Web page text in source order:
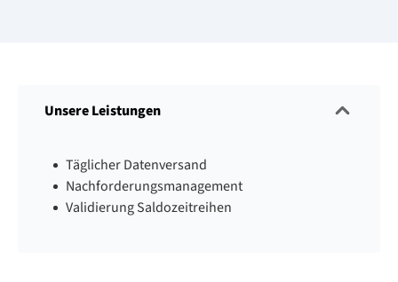
Unsere Leistungen
Täglicher Datenversand
Nachforderungsmanagement
Validierung Saldozeitreihen